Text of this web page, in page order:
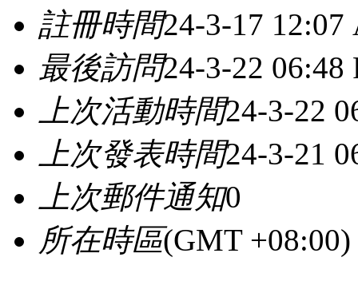
註冊時間24-3-17 12:07
最後訪問24-3-22 06:48
上次活動時間24-3-22
上次發表時間24-3-21
上次郵件通知0
所在時區(GMT